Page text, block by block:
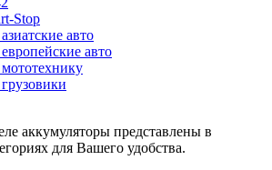
Stop
авто
авто
аккумуляторы представлены в
для Вашего удобства.